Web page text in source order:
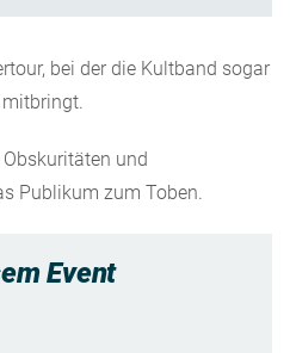
bei der die Kultband sogar
und
Publikum zum Toben.
Event